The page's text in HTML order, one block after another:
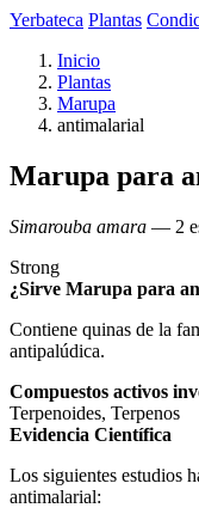
Yerbateca Plantas
Inicio
Plantas
Marupa
antimalarial
Marupa para
Simarouba amara — 2
Strong
¿Sirve Marupa para
Contiene quinas de la
antipalúdica.
Compuestos activos
Terpenoides, Terpenos
Evidencia Científica
Los siguientes estudios
antimalarial: